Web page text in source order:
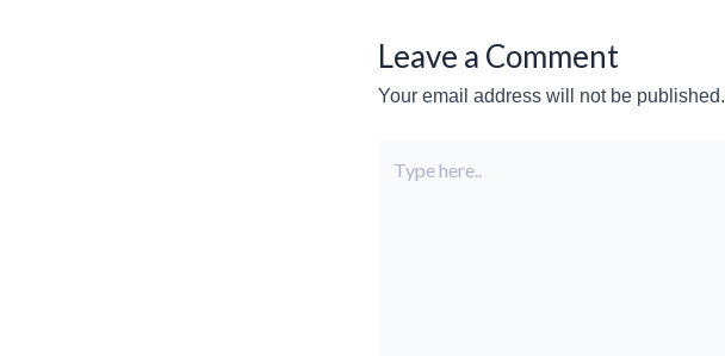
Leave a Comment
Your email address will not be published.
here..